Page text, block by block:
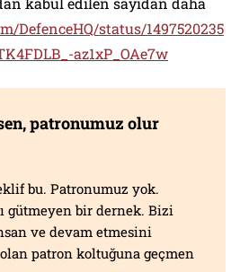
DefenceHQ/status/1497520235
az1xP_OAe7w
patronumuz olur
bu. Patronumuz yok.
gütmeyen bir dernek. Bizi
ve devam etmesini
patron koltuğuna geçmen